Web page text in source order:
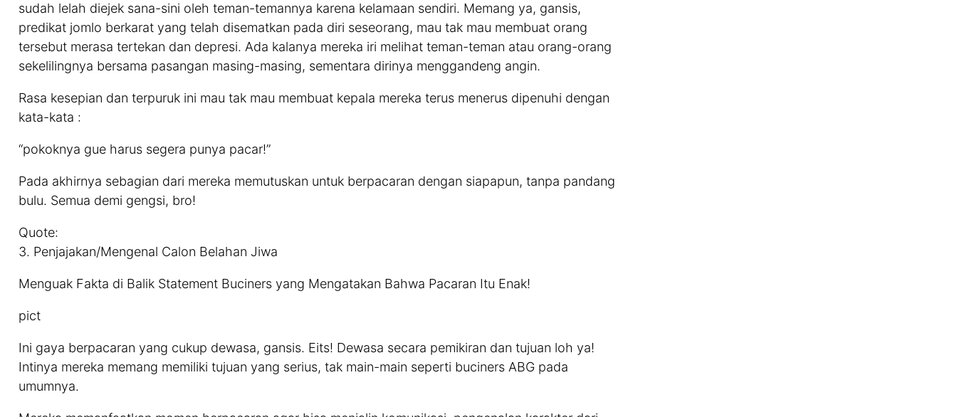
sudah lelah diejek sana-sini oleh teman-temannya karena kelamaan sendiri. Memang ya, gansis,
predikat jomlo berkarat yang telah disematkan pada diri seseorang, mau tak mau membuat orang
tersebut merasa tertekan dan depresi. Ada kalanya mereka iri melihat teman-teman atau orang-orang
sekelilingnya bersama pasangan masing-masing, sementara dirinya menggandeng angin.
Rasa kesepian dan terpuruk ini mau tak mau membuat kepala mereka terus menerus dipenuhi dengan
kata-kata :
“pokoknya gue harus segera punya pacar!”
Pada akhirnya sebagian dari mereka memutuskan untuk berpacaran dengan siapapun, tanpa pandang
bulu. Semua demi gengsi, bro!
Quote:
3. Penjajakan/Mengenal Calon Belahan Jiwa
Menguak Fakta di Balik Statement Buciners yang Mengatakan Bahwa Pacaran Itu Enak!
pict
Ini gaya berpacaran yang cukup dewasa, gansis. Eits! Dewasa secara pemikiran dan tujuan loh ya!
Intinya mereka memang memiliki tujuan yang serius, tak main-main seperti buciners ABG pada
umumnya.